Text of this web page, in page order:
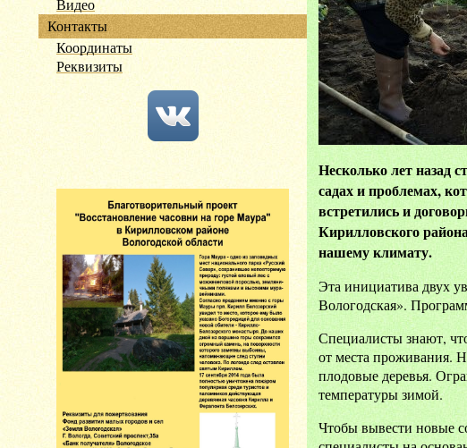
Видео
Контакты
Координаты
Реквизиты
Несколько лет назад
садах и проблемах,
встретились и
Кирилловского
нашему климату.
Эта инициатива двух
Вологодская».
Специалисты знают,
от места проживания.
плодовые деревья.
температуры зимой.
Чтобы вывести новые